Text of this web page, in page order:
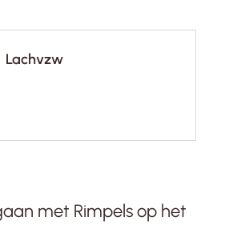
Lachvzw
met Rimpels op het